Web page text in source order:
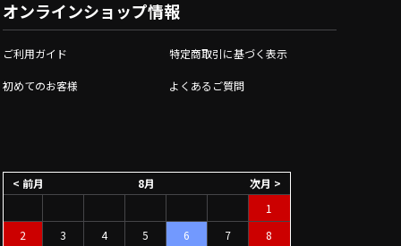
オンラインショップ情報
ご利用ガイド 特定商取引に基づく表示
初めてのお客様 よくあるご質問
8月
< 前月
次月 >
1
2
3 4 5 6 7 8